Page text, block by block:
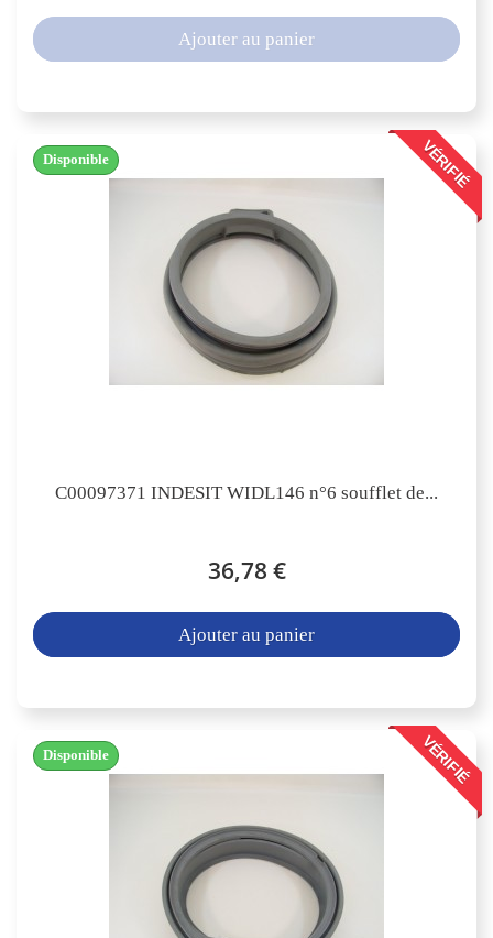
Ajouter au panier
VÉRIFIÉ
C00097371 INDESIT WIDL146 n°6 soufflet de...
36,78 €
Disponible
Ajouter au panier
VÉRIFIÉ
Disponible